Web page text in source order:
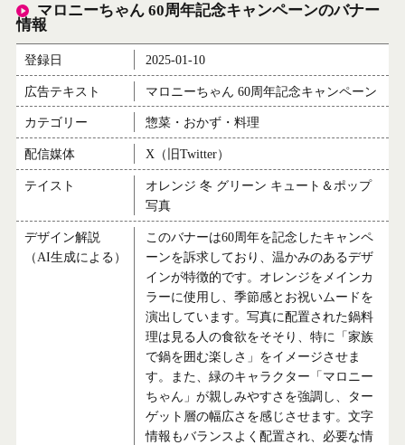
マロニーちゃん 60周年記念キャンペーンのバナー
情報
登録日 2025-01-10
広告テキスト マロニーちゃん 60周年記念キャンペーン
カテゴリー 惣菜・おかず・料理
配信媒体 X（旧Twitter）
テイスト
オレンジ 冬 グリーン キュート＆ポップ
写真
デザイン解説
（AI生成による）
このバナーは60周年を記念したキャンペ
ーンを訴求しており、温かみのあるデザ
インが特徴的です。オレンジをメインカ
ラーに使用し、季節感とお祝いムードを
演出しています。写真に配置された鍋料
理は見る人の食欲をそそり、特に「家族
で鍋を囲む楽しさ」をイメージさせま
す。また、緑のキャラクター「マロニー
ちゃん」が親しみやすさを強調し、ター
ゲット層の幅広さを感じさせます。文字
情報もバランスよく配置され、必要な情